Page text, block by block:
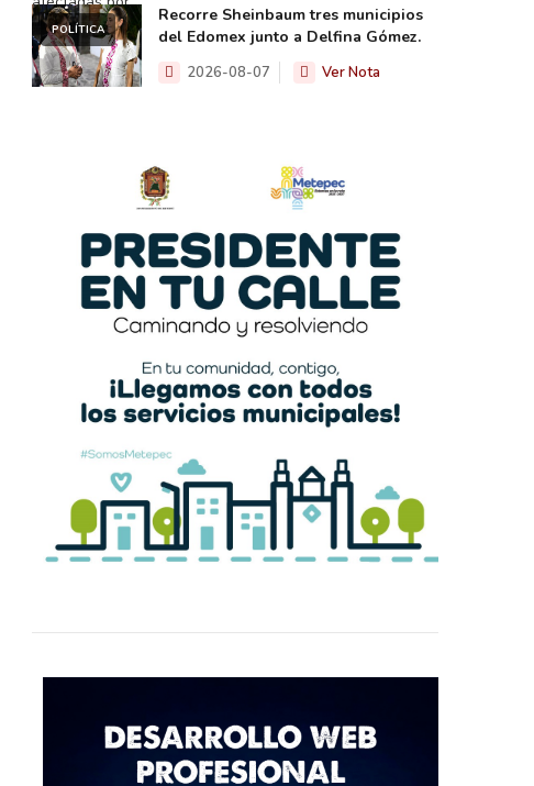
POLÍTICA
Recorre Sheinbaum tres municipios
del Edomex junto a Delfina Gómez.
2026-08-07 Ver Nota